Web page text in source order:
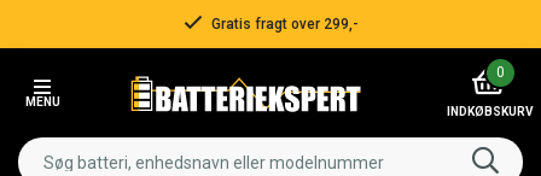
Gratis fragt over 299,-
MENU
0
INDKØBSKURV